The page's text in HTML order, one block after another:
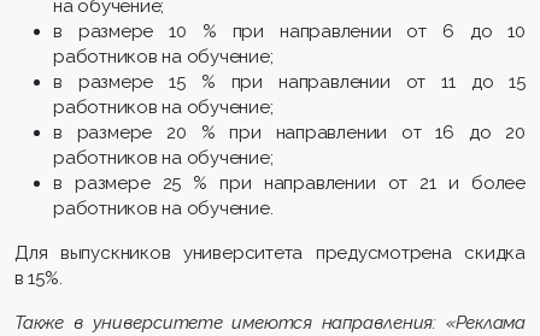
на обучение;
в размере 10 % при направлении от 6 до 10
работников на обучение;
в размере 15 % при направлении от 11 до 15
работников на обучение;
в размере 20 % при направлении от 16 до 20
работников на обучение;
в размере 25 % при направлении от 21 и более
работников на обучение.
Для выпускников университета предусмотрена скидка
в 15%.
Также в университете имеются направления: «Реклама